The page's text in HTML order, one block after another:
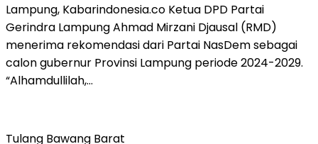
Lampung, Kabarindonesia.co Ketua DPD Partai
Gerindra Lampung Ahmad Mirzani Djausal (RMD)
menerima rekomendasi dari Partai NasDem sebagai
calon gubernur Provinsi Lampung periode 2024-2029.
“Alhamdullilah,…
Tulang Bawang Barat